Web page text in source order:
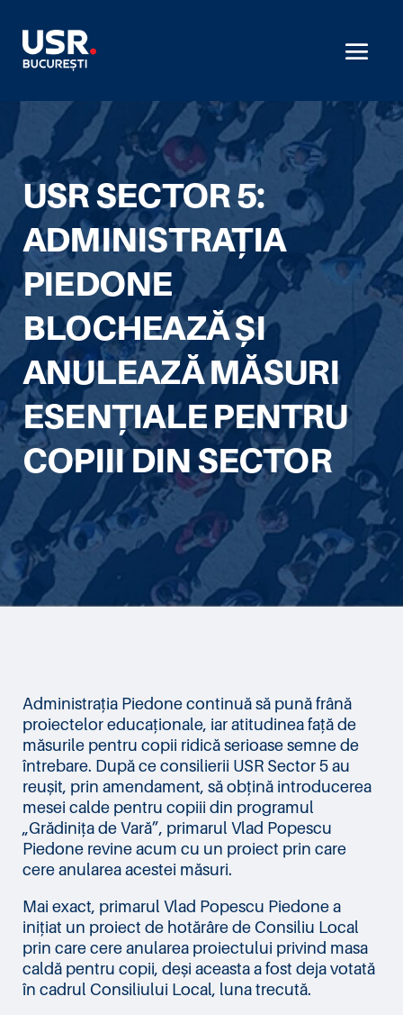
USR SECTOR 5:
ADMINISTRAȚIA
PIEDONE
BLOCHEAZĂ ȘI
ANULEAZĂ MĂSURI
ESENȚIALE PENTRU
COPIII DIN SECTOR
Administrația Piedone continuă să pună frână
proiectelor educaționale, iar atitudinea față de
măsurile pentru copii ridică serioase semne de
întrebare. După ce consilierii USR Sector 5 au
reușit, prin amendament, să obțină introducerea
mesei calde pentru copiii din programul
„Grădinița de Vară”, primarul Vlad Popescu
Piedone revine acum cu un proiect prin care
cere anularea acestei măsuri.
Mai exact, primarul Vlad Popescu Piedone a
inițiat un proiect de hotărâre de Consiliu Local
prin care cere anularea proiectului privind masa
caldă pentru copii, deși aceasta a fost deja votată
în cadrul Consiliului Local, luna trecută.